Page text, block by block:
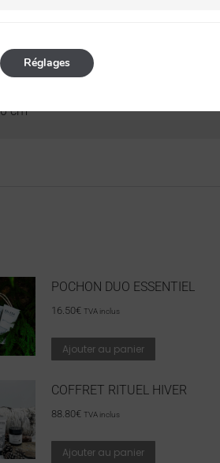
cm
POCHON DUO ESSENTIEL
16.50€ TVA inclus
Ajouter au panier
COFFRET RITUEL HIVER
88.80€ TVA inclus
Ajouter au panier
Réglages